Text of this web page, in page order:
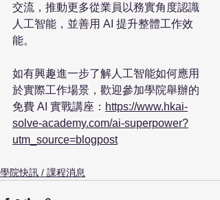
交流，推動更多從業員以務實角度認識
人工智能，並善用 AI 提升整體工作效
能。
如有興趣進一步了解人工智能如何應用
於實際工作場景，歡迎參加學院舉辦的
免費 AI 實戰講座： https://www.hkai-
solve-academy.com/ai-superpower?
utm_source=blogpost
學院快訊 / 課程消息